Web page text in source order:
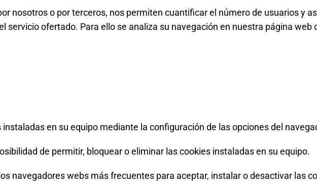
nosotros o por terceros, nos permiten cuantificar el número de usuarios y
servicio ofertado. Para ello se analiza su navegación en nuestra página web
en su equipo mediante la configuración de las opciones del
de permitir, bloquear o eliminar las cookies instaladas en su equipo.
navegadores webs más frecuentes para aceptar, instalar o desactivar las